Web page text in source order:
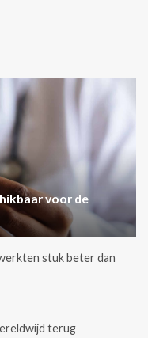
voor de
stuk beter dan
terug